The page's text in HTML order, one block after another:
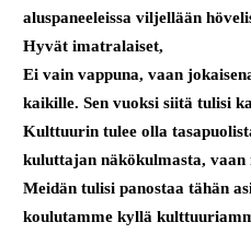
aluspaneeleissa viljellään
Hyvät imatralaiset,
Ei vain vappuna, vaan
kaikille. Sen vuoksi siitä tulisi
Kulttuurin tulee olla
kuluttajan näkökulmasta,
Meidän tulisi panostaa tähän
koulutamme kyllä